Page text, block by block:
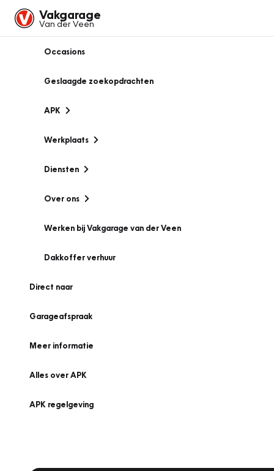
Vakgarage
Van der Veen
Occasions
Geslaagde zoekopdrachten
APK
Werkplaats
Diensten
Over ons
Werken bij Vakgarage van der Veen
Dakkoffer verhuur
Direct naar
Garageafspraak
Meer informatie
Alles over APK
APK regelgeving